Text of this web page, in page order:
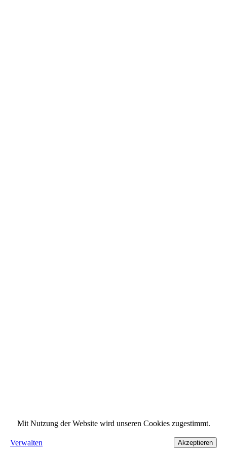
Mit Nutzung der Website wird unseren Cookies zugestimmt.
Verwalten Akzeptieren